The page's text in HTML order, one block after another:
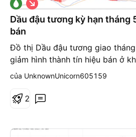
Dầu đậu tương kỳ hạn tháng
bán
Đồ thị Dầu đậu tương giao
giảm hình thành tín hiệu bán ở
hướng giảm được dự báo sẽ
ngưỡng 55 cent/pound Hỗ trợ
kỳ vọng sẽ giảm xuống ở
mẫu hình 2 đỉnh để xác nhận xu
i
á
x
n
g
của UnknownUnicorn605159
2